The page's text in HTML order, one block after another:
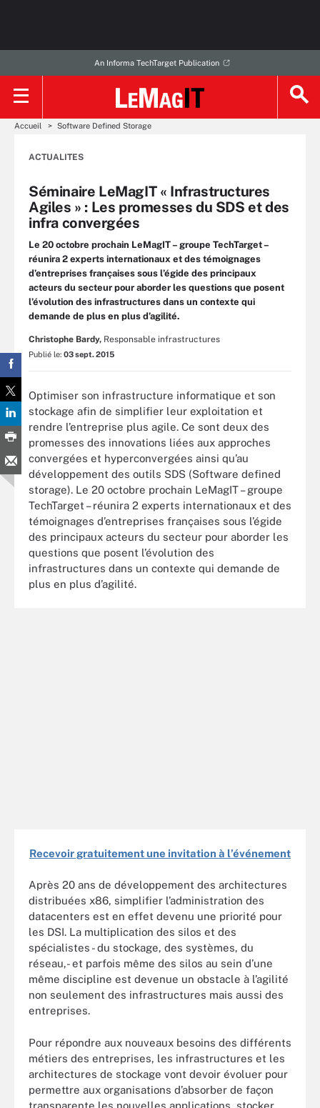
An Informa TechTarget Publication
Accueil Software Defined Storage
ACTUALITES
Séminaire LeMagIT « Infrastructures
Agiles » : Les promesses du SDS et des
infra convergées
Le 20 octobre prochain LeMagIT – groupe TechTarget –
réunira 2 experts internationaux et des témoignages
d’entreprises françaises sous l’égide des principaux
acteurs du secteur pour aborder les questions que posent
l’évolution des infrastructures dans un contexte qui
demande de plus en plus d’agilité.
Christophe Bardy, Responsable infrastructures
Publié le: 03 sept. 2015
Optimiser son infrastructure informatique et son
stockage afin de simplifier leur exploitation et
rendre l’entreprise plus agile. Ce sont deux des
promesses des innovations liées aux approches
convergées et hyperconvergées ainsi qu’au
développement des outils SDS (Software defined
storage). Le 20 octobre prochain LeMagIT – groupe
TechTarget – réunira 2 experts internationaux et des
témoignages d’entreprises françaises sous l’égide
des principaux acteurs du secteur pour aborder les
questions que posent l’évolution des
infrastructures dans un contexte qui demande de
plus en plus d’agilité.
Recevoir gratuitement une invitation à l’événement
Après 20 ans de développement des architectures
distribuées x86, simplifier l’administration des
datacenters est en effet devenu une priorité pour
les DSI. La multiplication des silos et des
spécialistes - du stockage, des systèmes, du
réseau,- et parfois même des silos au sein d’une
même discipline est devenue un obstacle à l’agilité
non seulement des infrastructures mais aussi des
entreprises.
Pour répondre aux nouveaux besoins des différents
métiers des entreprises, les infrastructures et les
architectures de stockage vont devoir évoluer pour
permettre aux organisations d’absorber de façon
transparente les nouvelles applications, stocker